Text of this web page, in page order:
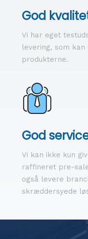
God
Vi har eget
levering, som
produkterne.
God
Vi kan ikke kun
raffineret pre-
også levere
skræddersyede